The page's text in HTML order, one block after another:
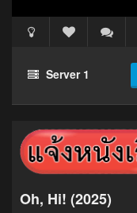
Server 1
Oh, Hi! (2025)